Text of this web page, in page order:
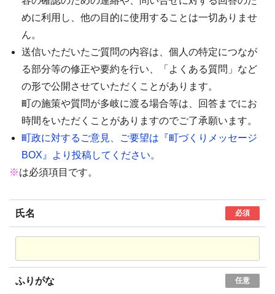
めに利用し、他の目的に使用することは一切ありませ
ん。
送信いただいたご質問の内容は、個人の特定につなが
る部分等の修正や要約を行い、「よくある質問」など
の形で公開させていただくことがあります。
町の施策や質問が多岐に渡る場合等は、回答までにお
時間をいただくことがありますのでご了承願います。
町政に対するご意見、ご要望は『町づくりメッセージ
BOX』より投稿してください。
※は必須項目です。
氏名 必須
ふりがな 任意